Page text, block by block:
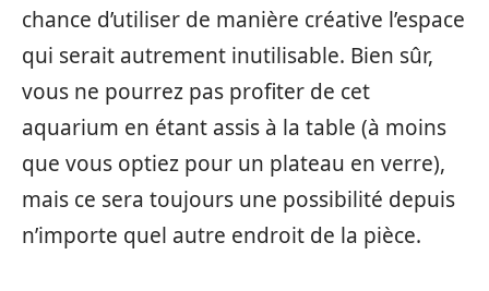
chance d’utiliser de manière créative l’espace
qui serait autrement inutilisable. Bien sûr,
vous ne pourrez pas profiter de cet
aquarium en étant assis à la table (à moins
que vous optiez pour un plateau en verre),
mais ce sera toujours une possibilité depuis
n’importe quel autre endroit de la pièce.